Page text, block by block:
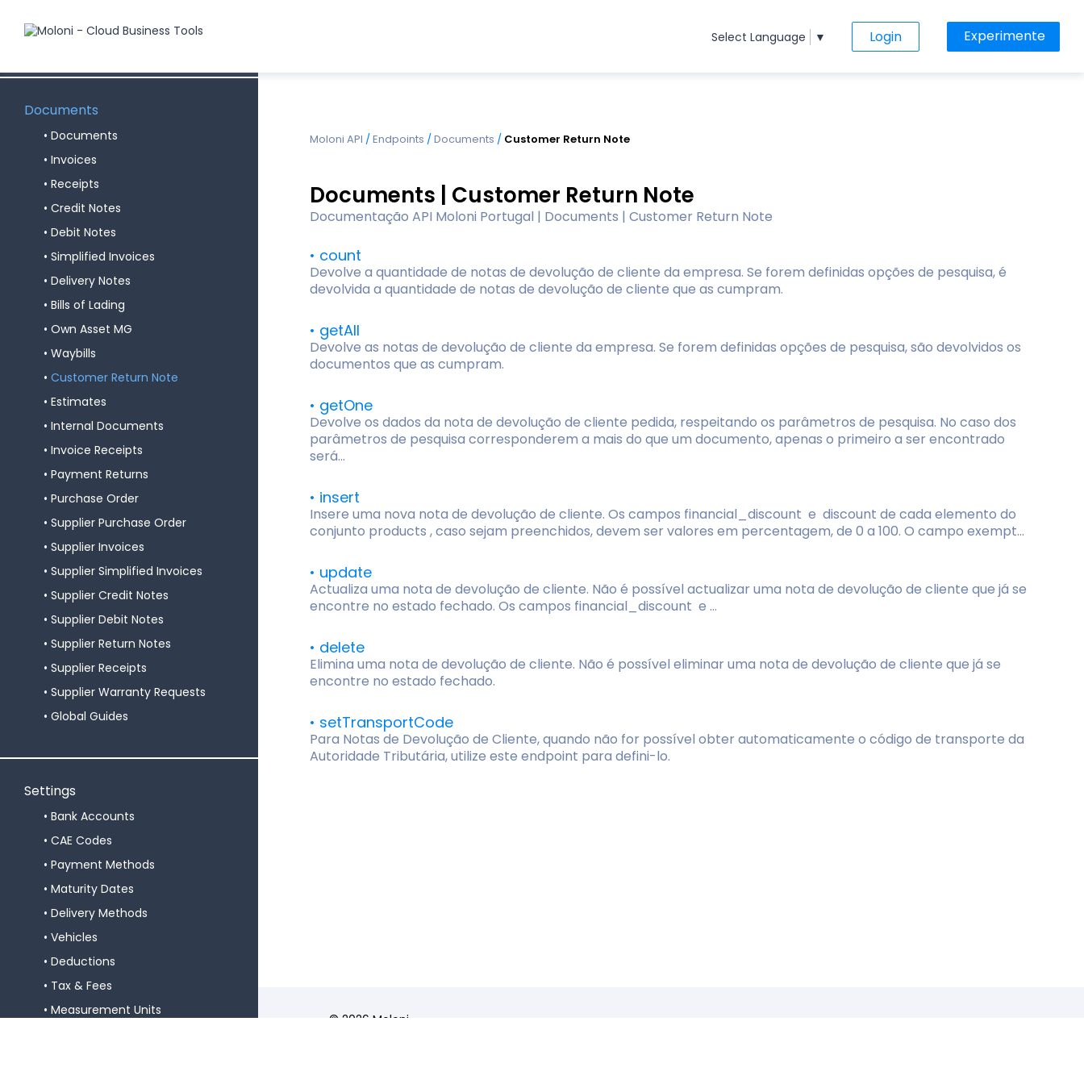
Select Language ▼ Login Experimente
Price Classes
Documents
Documents
Invoices
Receipts
Credit Notes
Debit Notes
Simplified Invoices
Delivery Notes
Bills of Lading
Own Asset MG
Waybills
Customer Return Note
Estimates
Internal Documents
Invoice Receipts
Payment Returns
Purchase Order
Supplier Purchase Order
Supplier Invoices
Supplier Simplified Invoices
Supplier Credit Notes
Supplier Debit Notes
Supplier Return Notes
Supplier Receipts
Supplier Warranty Requests
Global Guides
Settings
Bank Accounts
CAE Codes
Payment Methods
Maturity Dates
Delivery Methods
Vehicles
Deductions
Tax & Fees
Measurement Units
Moloni API /Endpoints /Documents / Customer Return Note
Documents | Customer Return Note
Documentação API Moloni Portugal | Documents | Customer Return Note
count
Devolve a quantidade de notas de devolução de cliente da empresa. Se forem definidas opções de pesquisa, é
devolvida a quantidade de notas de devolução de cliente que as cumpram.
getAll
Devolve as notas de devolução de cliente da empresa. Se forem definidas opções de pesquisa, são devolvidos os
documentos que as cumpram.
getOne
Devolve os dados da nota de devolução de cliente pedida, respeitando os parâmetros de pesquisa. No caso dos
parâmetros de pesquisa corresponderem a mais do que um documento, apenas o primeiro a ser encontrado
será...
insert
Insere uma nova nota de devolução de cliente. Os campos financial_discount e discount de cada elemento do
conjunto products , caso sejam preenchidos, devem ser valores em percentagem, de 0 a 100. O campo exempt...
update
Actualiza uma nota de devolução de cliente. Não é possível actualizar uma nota de devolução de cliente que já se
encontre no estado fechado. Os campos financial_discount e ...
delete
Elimina uma nota de devolução de cliente. Não é possível eliminar uma nota de devolução de cliente que já se
encontre no estado fechado.
setTransportCode
Para Notas de Devolução de Cliente, quando não for possível obter automaticamente o código de transporte da
Autoridade Tributária, utilize este endpoint para defini-lo.
© 2026 Moloni